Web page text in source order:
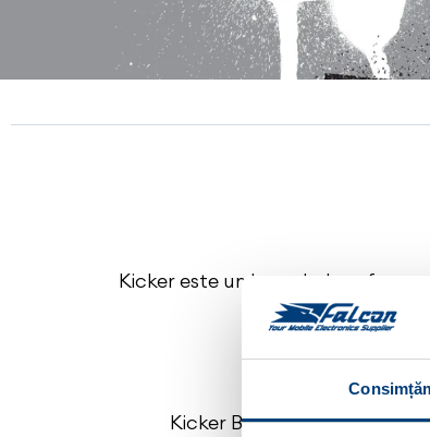
Kicker este un brand al
Brandul Kicker a
Kicker Box a devenit în